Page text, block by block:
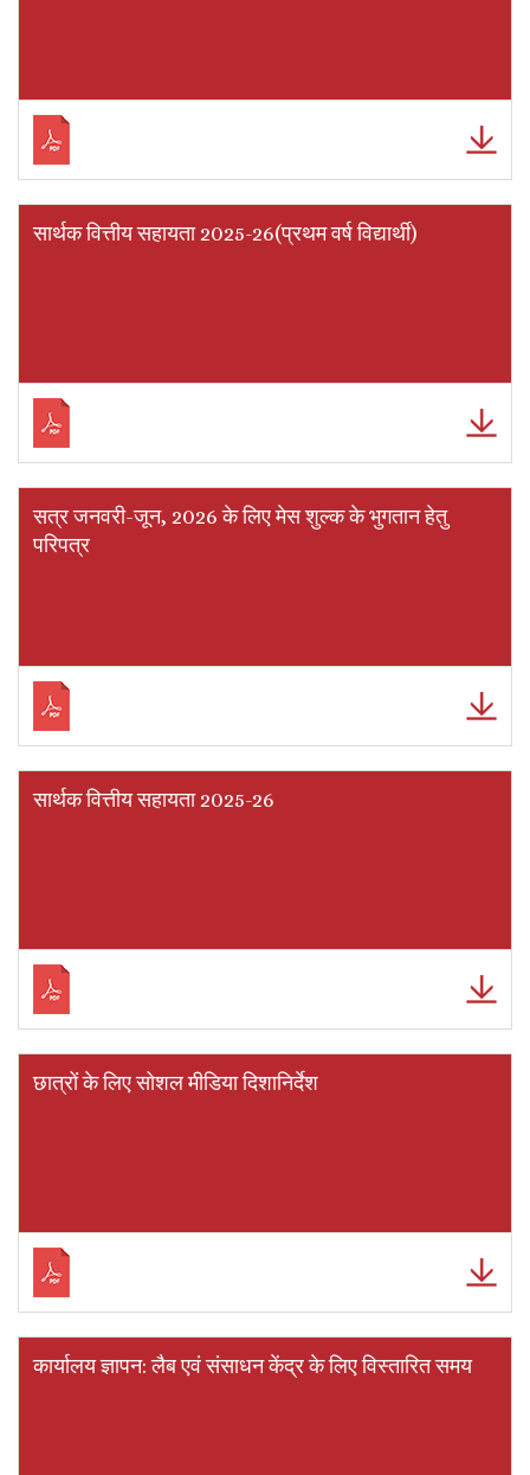
सार्थक वित्तीय सहायता 2025-26(प्रथम वर्ष विद्यार्थी)
सत्र जनवरी-जून, 2026 के लिए मेस शुल्क के भुगतान हेतु
परिपत्र
सार्थक वित्तीय सहायता 2025-26
छात्रों के लिए सोशल मीडिया दिशानिर्देश
कार्यालय ज्ञापन: लैब एवं संसाधन केंद्र के लिए विस्तारित समय